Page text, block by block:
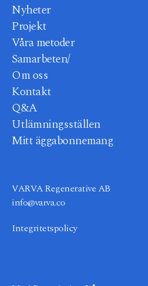
Nyheter
Projekt
Våra metoder
Samarbeten/
Om oss
Kontakt
Q&A
Utlämningsställen
Mitt äggabonnemang
VARVA Regenerative AB
info@varva.co
Integritetspolicy